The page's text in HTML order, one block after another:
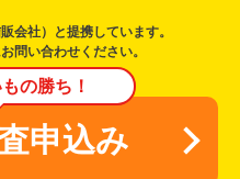
会社）と提携しています。
問い合わせください。
の勝ち！
申込み